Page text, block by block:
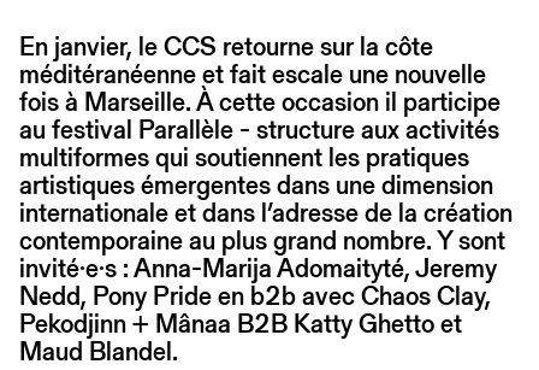
En janvier, le CCS retourne sur la côte
méditéranéenne et fait escale une nouvelle
fois à Marseille. À cette occasion il participe
au festival Parallèle - structure aux activités
multiformes qui soutiennent les pratiques
artistiques émergentes dans une dimension
internationale et dans l’adresse de la création
contemporaine au plus grand nombre. Y sont
invité·e·s : Anna-Marija Adomaityté, Jeremy
Nedd, Pony Pride en b2b avec Chaos Clay,
Pekodjinn + Mânaa B2B Katty Ghetto et
Maud Blandel.